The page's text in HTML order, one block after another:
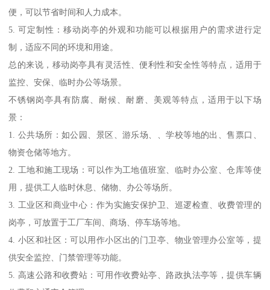
便，可以节省时间和人力成本。
5. 可定制性：移动岗亭的外观和功能可以根据用户的需求进行定
制，适应不同的环境和用途。
总的来说，移动岗亭具有灵活性、便利性和安全性等特点，适用于
监控、安保、临时办公等场景。
不锈钢岗亭具有防腐、耐候、耐磨、美观等特点，适用于以下场
景：
1. 公共场所：如公园、景区、游乐场、、学校等地的出、售票口、
物资仓储等地方。
2. 工地和施工现场：可以作为工地值班室、临时办公室、仓库等使
用，提供工人临时休息、储物、办公等场所。
3. 工业区和商业中心：作为实施安保护卫、巡逻检查、收费管理的
岗亭，可放置于工厂车间、商场、停车场等地。
4. 小区和社区：可以用作小区出的门卫亭、物业管理办公室等，提
供安全监控、门禁管理等功能。
5. 高速公路和收费站：可用作收费站亭、路政执法亭等，提供车辆